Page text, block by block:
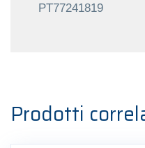
PT77241819
Prodotti